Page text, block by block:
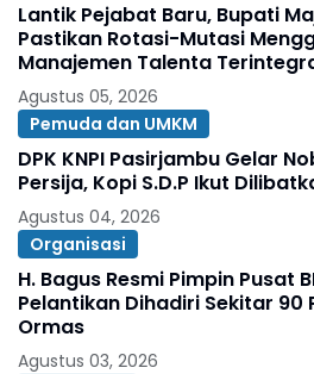
Lantik Pejabat Baru, Bupati
Pastikan Rotasi-Mutasi
Manajemen Talenta
Agustus 05, 2026
Pemuda dan UMKM
DPK KNPI Pasirjambu Gelar
Persija, Kopi S.D.P Ikut
Agustus 04, 2026
Organisasi
H. Bagus Resmi Pimpin Pusat
Pelantikan Dihadiri Sekitar 90
Ormas
Agustus 03, 2026